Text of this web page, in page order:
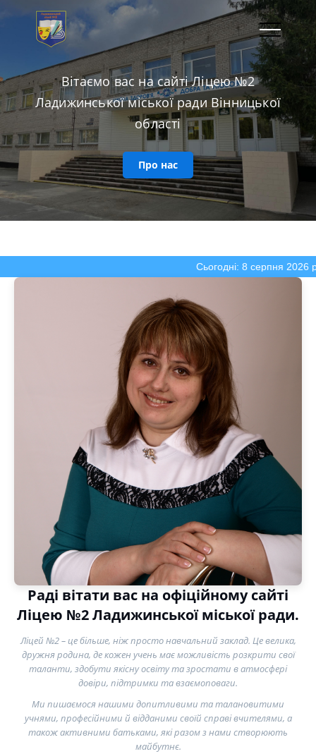
Вітаємо вас на сайті Ліцею №2
Ладижинської міської ради Вінницької
області
Про нас
Сьогодні: 8 серпня 2026 р., 04:35:17 |
Раді вітати вас на офіційному сайті
Ліцею №2 Ладижинської міської ради.
Ліцей №2 – це більше, ніж просто навчальний заклад. Це велика,
дружня родина, де кожен учень має можливість розкрити свої
таланти, здобути якісну освіту та зростати в атмосфері
довіри, підтримки та взаємоповаги.
Ми пишаємося нашими допитливими та талановитими
учнями, професійними й відданими своїй справі вчителями, а
також активними батьками, які разом з нами створюють
майбутнє.